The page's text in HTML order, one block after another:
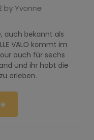
byYvonne
auch bekannt als
VALO kommt im
auch für sechs
und ihr habt die
erleben.